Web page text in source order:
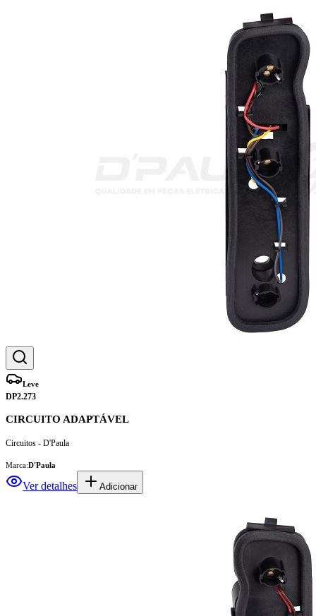
Leve
DP2.273
CIRCUITO ADAPTÁVEL
Circuitos - D'Paula
Marca:D'Paula
Ver detalhes Adicionar